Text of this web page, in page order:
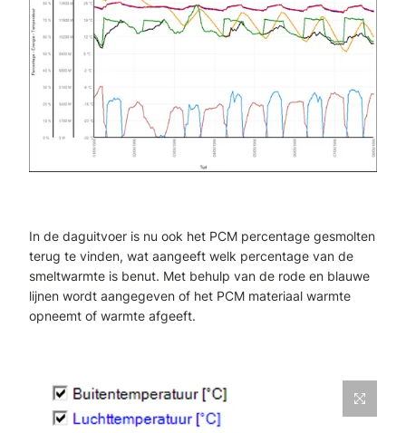
In de daguitvoer is nu ook het PCM percentage gesmolten
terug te vinden, wat aangeeft welk percentage van de
smeltwarmte is benut. Met behulp van de rode en blauwe
lijnen wordt aangegeven of het PCM materiaal warmte
opneemt of warmte afgeeft.